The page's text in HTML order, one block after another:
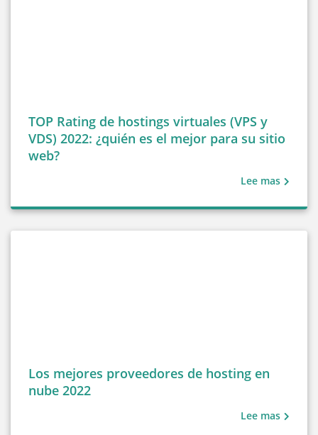
TOP Rating de hostings virtuales (VPS y
VDS) 2022: ¿quién es el mejor para su sitio
web?
Lee mas
Los mejores proveedores de hosting en
nube 2022
Lee mas